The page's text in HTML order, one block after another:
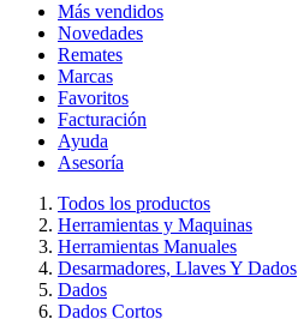
Más vendidos
Novedades
Remates
Marcas
Favoritos
Facturación
Ayuda
Asesoría
Todos los productos
Herramientas y Maquinas
Herramientas Manuales
Desarmadores, Llaves Y Dados
Dados
Dados Cortos